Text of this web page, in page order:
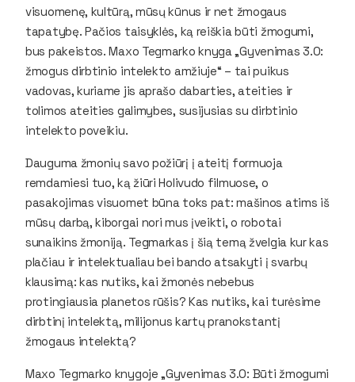
visuomenę, kultūrą, mūsų kūnus ir net žmogaus
tapatybę. Pačios taisyklės, ką reiškia būti žmogumi,
bus pakeistos. Maxo Tegmarko knyga „Gyvenimas 3.0:
žmogus dirbtinio intelekto amžiuje“ – tai puikus
vadovas, kuriame jis aprašo dabarties, ateities ir
tolimos ateities galimybes, susijusias su dirbtinio
intelekto poveikiu.
Dauguma žmonių savo požiūrį į ateitį formuoja
remdamiesi tuo, ką žiūri Holivudo filmuose, o
pasakojimas visuomet būna toks pat: mašinos atims iš
mūsų darbą, kiborgai nori mus įveikti, o robotai
sunaikins žmoniją. Tegmarkas į šią temą žvelgia kur kas
plačiau ir intelektualiau bei bando atsakyti į svarbų
klausimą: kas nutiks, kai žmonės nebebus
protingiausia planetos rūšis? Kas nutiks, kai turėsime
dirbtinį intelektą, milijonus kartų pranokstantį
žmogaus intelektą?
Maxo Tegmarko knygoje „Gyvenimas 3.0: Būti žmogumi